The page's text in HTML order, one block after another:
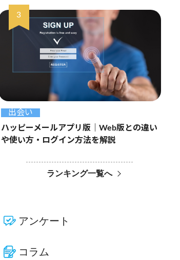
出会い
ハッピーメールアプリ版｜Web版との違い
や使い方・ログイン方法を解説
ランキング一覧へ
アンケート
コラム